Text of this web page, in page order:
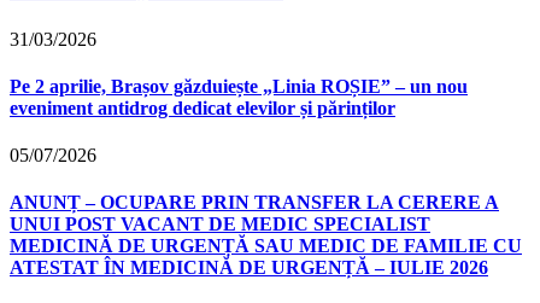
31/03/2026
Pe 2 aprilie, Brașov găzduiește „Linia ROȘIE” – un nou
eveniment antidrog dedicat elevilor și părinților
05/07/2026
ANUNȚ – OCUPARE PRIN TRANSFER LA CERERE A
UNUI POST VACANT DE MEDIC SPECIALIST
MEDICINĂ DE URGENȚĂ SAU MEDIC DE FAMILIE CU
ATESTAT ÎN MEDICINĂ DE URGENȚĂ – IULIE 2026